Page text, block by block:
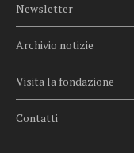
Newsletter
Archivio notizie
Visita la fondazione
Contatti